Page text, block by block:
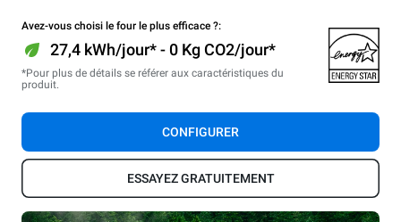
Avez-vous choisi le four le plus efficace ?:
27,4 kWh/jour* - 0 Kg CO2/jour*
*Pour plus de détails se référer aux caractéristiques du
produit.
CONFIGURER
ESSAYEZ GRATUITEMENT